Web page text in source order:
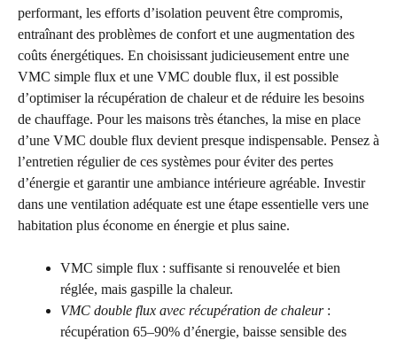
performant, les efforts d’isolation peuvent être compromis,
entraînant des problèmes de confort et une augmentation des
coûts énergétiques. En choisissant judicieusement entre une
VMC simple flux et une VMC double flux, il est possible
d’optimiser la récupération de chaleur et de réduire les besoins
de chauffage. Pour les maisons très étanches, la mise en place
d’une VMC double flux devient presque indispensable. Pensez à
l’entretien régulier de ces systèmes pour éviter des pertes
d’énergie et garantir une ambiance intérieure agréable. Investir
dans une ventilation adéquate est une étape essentielle vers une
habitation plus économe en énergie et plus saine.
VMC simple flux : suffisante si renouvelée et bien
réglée, mais gaspille la chaleur.
VMC double flux avec récupération de chaleur:
récupération 65–90% d’énergie, baisse sensible des